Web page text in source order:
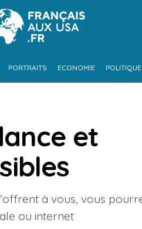
PORTRAITS ECONOMIE POLITIQUE
et
à vous, vous
ou internet